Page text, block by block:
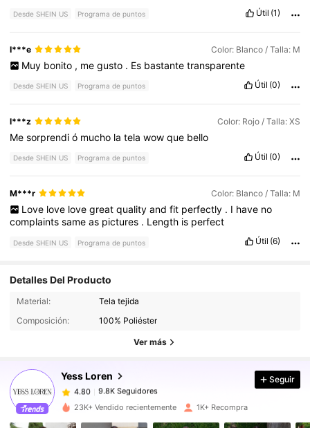
Desde SHEIN US Programa de puntos Útil (1)
I***e Color: Blanco / Talla: M
Muy bonito , me gusto . Es bastante transparente
Desde SHEIN US Programa de puntos Útil (0)
l***z Color: Rojo / Talla: XS
Mesorprendió mucho latelawowque bello
Desde SHEIN US Programa de puntos Útil (0)
M***r Color: Blanco / Talla: M
Love love love great quality and fit perfectly . I have no
complaintssameas pictures . Length is perfect
Desde SHEIN US Programa de puntos Útil (6)
Detalles Del Producto
Material:
Tela tejida
Composición:
100% Poliéster
Ver más
Yess Loren
9.8K Seguidores
4.80
9.8K Seguidores
k***y
pagóHace 1 día
4.80 9.8K Seguidores
Seguir
23K+ Vendido recientemente 1K+ Recompra